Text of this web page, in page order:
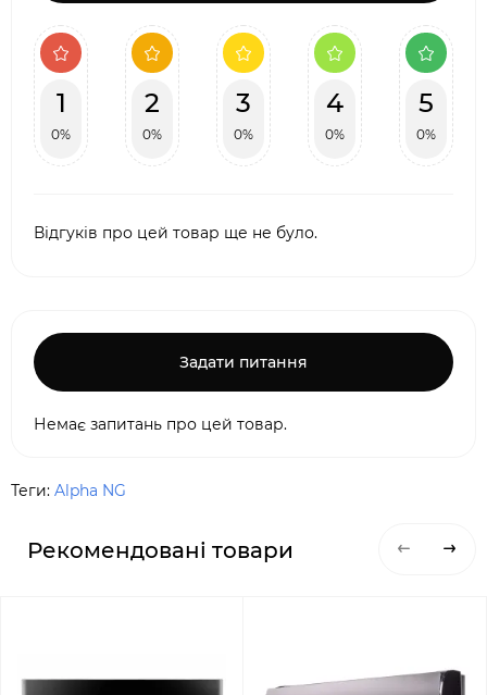
1
0%
2
0%
3
0%
4
0%
5
0%
Відгуків про цей товар ще не було.
Задати питання
Немає запитань про цей товар.
Теги: Alpha NG
Рекомендовані товари